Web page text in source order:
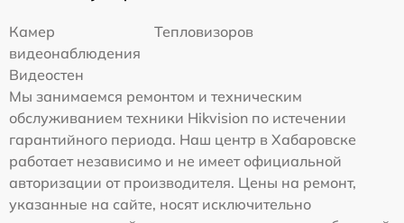
Камер
видеонаблюдения
Тепловизоров
Видеостен
Мы занимаемся ремонтом и техническим
обслуживанием техники Hikvision по истечении
гарантийного периода. Наш центр в Хабаровске
работает независимо и не имеет официальной
авторизации от производителя. Цены на ремонт,
указанные на сайте, носят исключительно